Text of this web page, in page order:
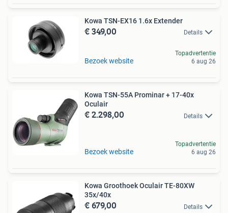
Kowa TSN-EX16 1.6x Extender
€ 349,00 Details
Bezoek website
Topadvertentie
6 aug 26
Kowa TSN-55A Prominar + 17-40x
Oculair
€ 2.298,00 Details
Bezoek website
Topadvertentie
6 aug 26
Kowa Groothoek Oculair TE-80XW
35x/40x
€ 679,00 Details